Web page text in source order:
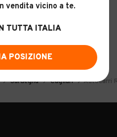
Sardegna Cagliari Autocarri
vendita vicino a te.
TUTTA ITALIA
POSIZIONE